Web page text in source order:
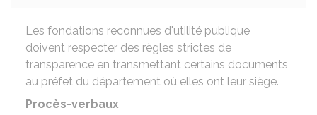
Les fondations reconnues d'utilité publique
doivent respecter des règles strictes de
transparence en transmettant certains documents
au préfet du département où elles ont leur siège.
Procès-verbaux